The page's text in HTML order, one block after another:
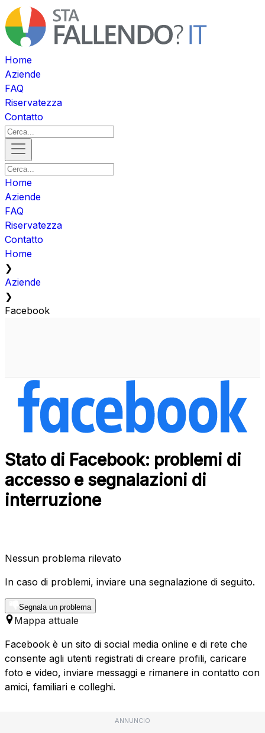
Home
Aziende
FAQ
Riservatezza
Contatto
Home
Aziende
FAQ
Riservatezza
Contatto
Home
❯
Aziende
❯
Facebook
Stato di Facebook: problemi di
accesso e segnalazioni di
interruzione
Nessun problema rilevato
In caso di problemi, inviare una segnalazione di seguito.
Segnala un problema
Mappa attuale
Facebook è un sito di social media online e di rete che
consente agli utenti registrati di creare profili, caricare
foto e video, inviare messaggi e rimanere in contatto con
amici, familiari e colleghi.
ANNUNCIO